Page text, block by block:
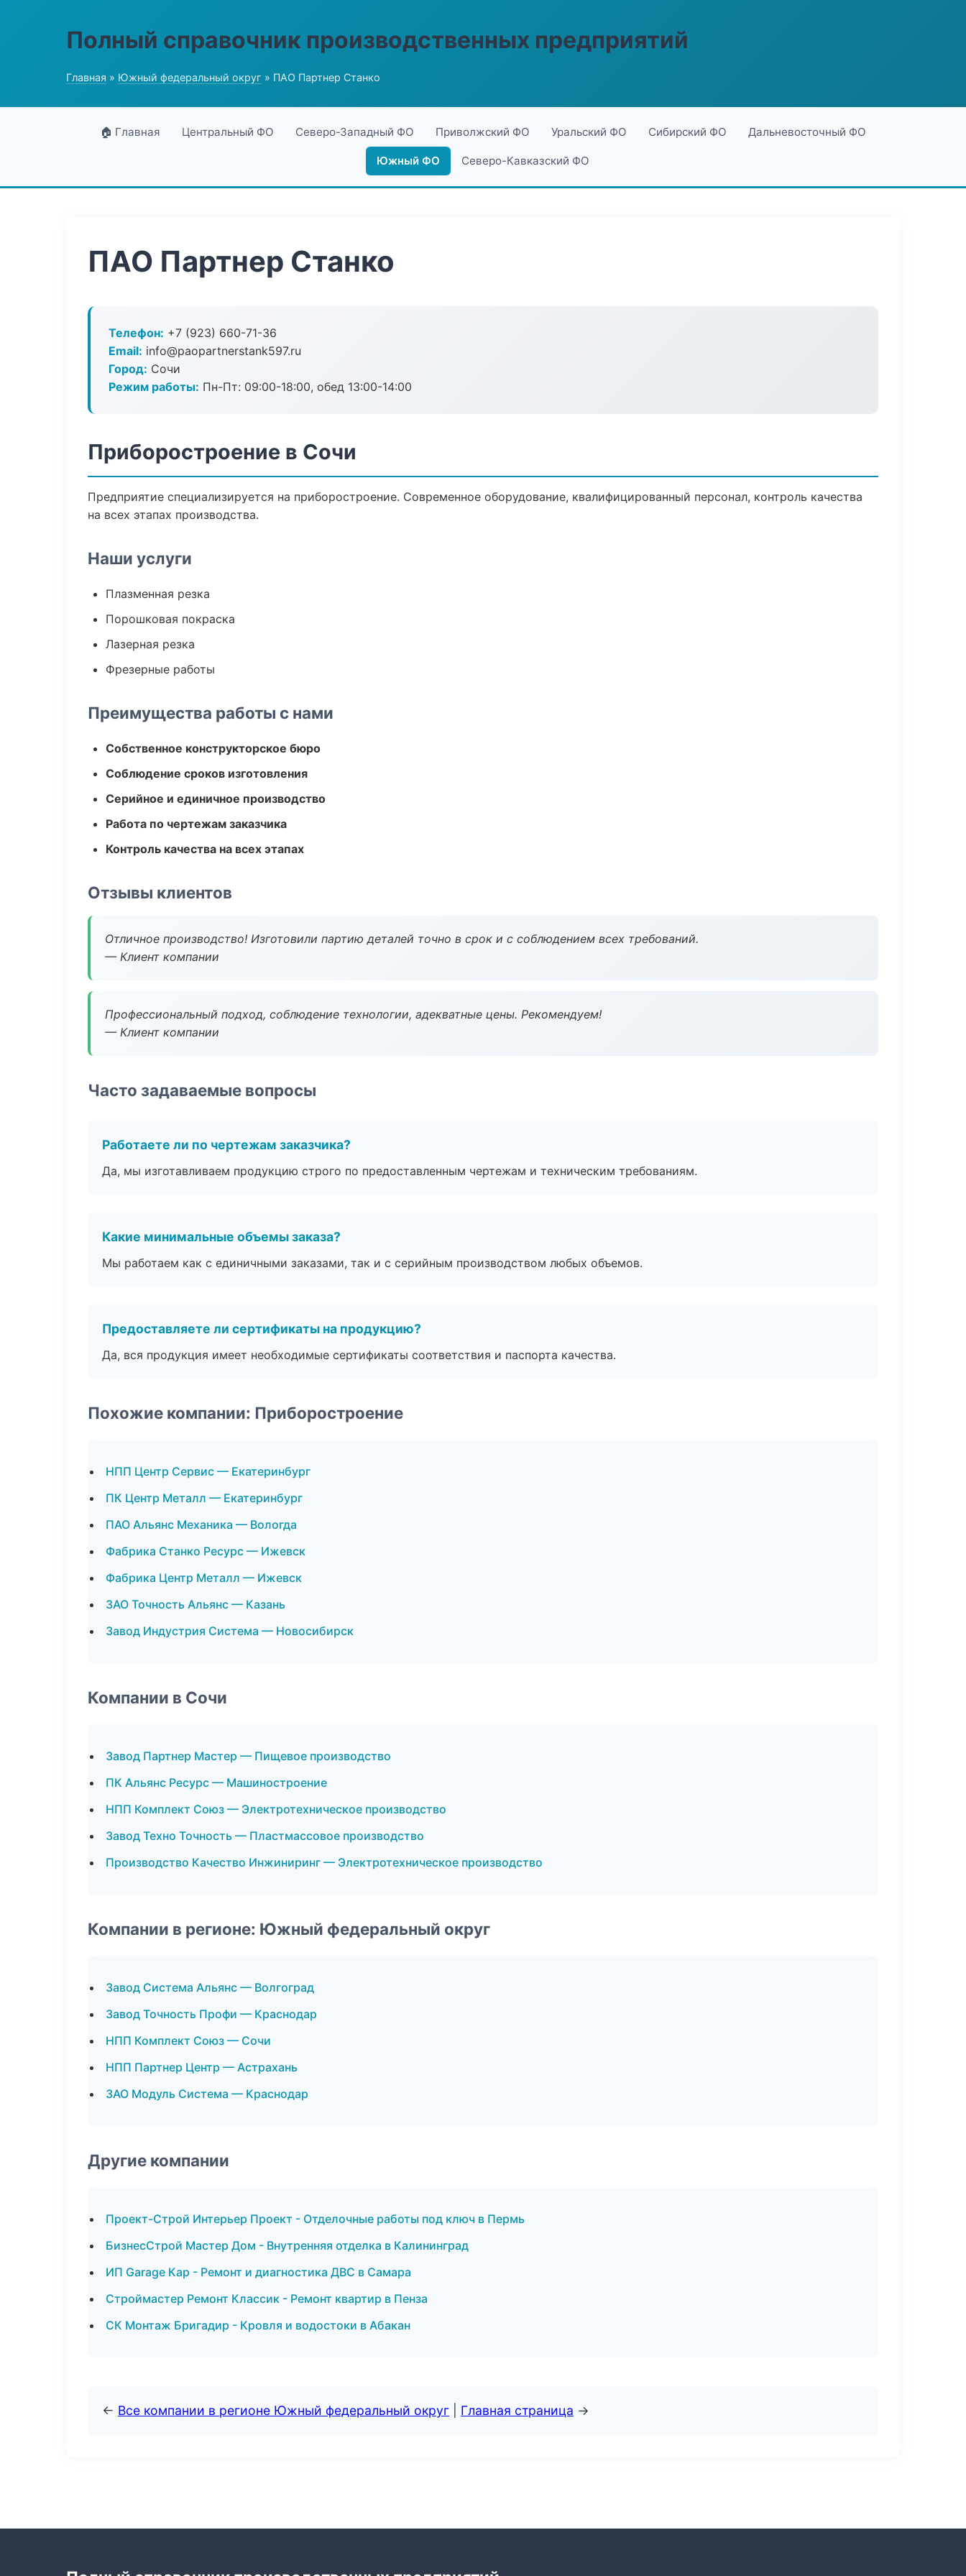
Полный справочник производственных предприятий
Главная » Южный федеральный округ » ПАО Партнер Станко
🏠 Главная Центральный ФО Северо-Западный ФО Приволжский ФО Уральский ФО Сибирский ФО Дальневосточный ФО
Южный ФО Северо-Кавказский ФО
ПАО Партнер Станко
Телефон: +7 (923) 660-71-36
Email: info@paopartnerstank597.ru
Город: Сочи
Режим работы: Пн-Пт: 09:00-18:00, обед 13:00-14:00
Приборостроение в Сочи
Предприятие специализируется на приборостроение. Современное оборудование, квалифицированный персонал, контроль качества
на всех этапах производства.
Наши услуги
Плазменная резка
Порошковая покраска
Лазерная резка
Фрезерные работы
Преимущества работы с нами
Собственное конструкторское бюро
Соблюдение сроков изготовления
Серийное и единичное производство
Работа по чертежам заказчика
Контроль качества на всех этапах
Отзывы клиентов
Отличное производство! Изготовили партию деталей точно в срок и с соблюдением всех требований.
— Клиент компании
Профессиональный подход, соблюдение технологии, адекватные цены. Рекомендуем!
— Клиент компании
Часто задаваемые вопросы
Работаете ли по чертежам заказчика?
Да, мы изготавливаем продукцию строго по предоставленным чертежам и техническим требованиям.
Какие минимальные объемы заказа?
Мы работаем как с единичными заказами, так и с серийным производством любых объемов.
Предоставляете ли сертификаты на продукцию?
Да, вся продукция имеет необходимые сертификаты соответствия и паспорта качества.
Похожие компании: Приборостроение
НПП Центр Сервис — Екатеринбург
ПК Центр Металл — Екатеринбург
ПАО Альянс Механика — Вологда
Фабрика Станко Ресурс — Ижевск
Фабрика Центр Металл — Ижевск
ЗАО Точность Альянс — Казань
Завод Индустрия Система — Новосибирск
Компании в Сочи
Завод Партнер Мастер — Пищевое производство
ПК Альянс Ресурс — Машиностроение
НПП Комплект Союз — Электротехническое производство
Завод Техно Точность — Пластмассовое производство
Производство Качество Инжиниринг — Электротехническое производство
Компании в регионе: Южный федеральный округ
Завод Система Альянс — Волгоград
Завод Точность Профи — Краснодар
НПП Комплект Союз — Сочи
НПП Партнер Центр — Астрахань
ЗАО Модуль Система — Краснодар
Другие компании
Проект-Строй Интерьер Проект - Отделочные работы под ключ в Пермь
БизнесСтрой Мастер Дом - Внутренняя отделка в Калининград
ИП Garage Кар - Ремонт и диагностика ДВС в Самара
Строймастер Ремонт Классик - Ремонт квартир в Пенза
СК Монтаж Бригадир - Кровля и водостоки в Абакан
← Все компании в регионе Южный федеральный округ Главная страница →